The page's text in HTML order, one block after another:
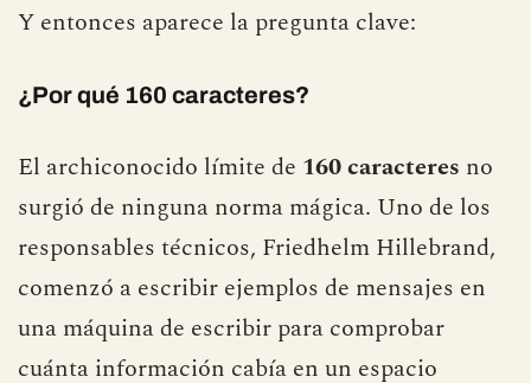
adelante se integraría en la red móvil.
Y entonces aparece la pregunta clave:
¿Por qué 160 caracteres?
El archiconocido límite de160 caracteresno
surgió de ninguna norma mágica. Uno de los
responsables técnicos, Friedhelm Hillebrand,
comenzó a escribir ejemplos de mensajes en